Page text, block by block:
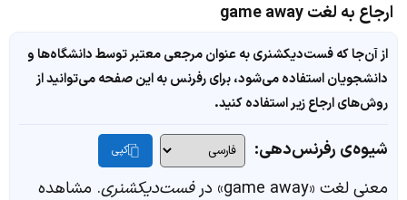
ارجاع به لغت game away
از آن‌جا که فست‌دیکشنری به عنوان مرجعی معتبر توسط دانشگاه‌ها و
دانشجویان استفاده می‌شود، برای رفرنس به این صفحه می‌توانید از
روش‌های ارجاع زیر استفاده کنید.
شیوه‌ی رفرنس‌دهی: کپی
معنی لغت «game away» در فست‌دیکشنری. مشاهده